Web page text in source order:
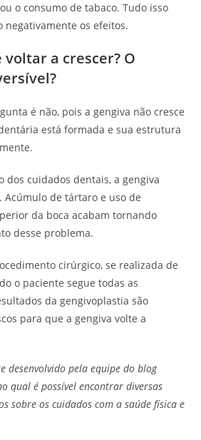
o consumo de tabaco. Tudo isso
negativamente os efeitos.
voltar a crescer? O
é não, pois a gengiva não cresce
está formada e sua estrutura
dos cuidados dentais, a gengiva
Acúmulo de tártaro e uso de
da boca acabam tornando
desse problema.
cirúrgico, se realizada de
o paciente segue todas as
da gengivoplastia são
para que a gengiva volte a
desenvolvido pela equipe do blog
qual é possível encontrar diversas
sobre os cuidados com a saúde física e